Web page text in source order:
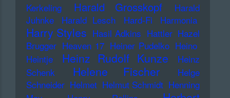
Kerkeling
Harald Grosskopf
Harald
Juhnke
Harald Lesch Hard-Fi Harmonia
Harry Styles Hasil Adkins Hattler Hazel
Brugger Heaven 17 Heiner Pudelko Heino
Heintje
Heinz Rudolf Kunze
Heinz
Schenk
Helene Fischer
Helge
Schneider Helmet Helmut Schmidt Henning